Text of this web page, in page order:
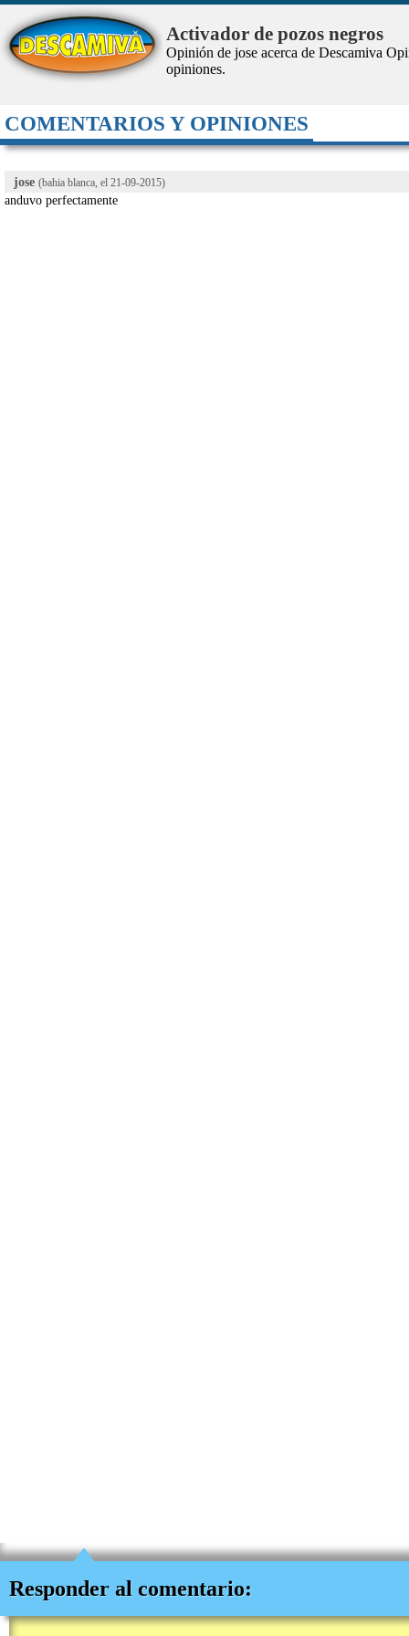
Responder al comentario:
COMENTARIOS Y OPINIONES
Activador de pozos negros
Opinión de jose acerca de Descamiva
opiniones.
jose (bahia blanca, el 21-09-2015)
anduvo perfectamente